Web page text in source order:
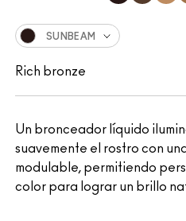
Un bronceador líquido
suavemente el rostro con
modulable, permitiendo
color para lograr un brillo
SUNBEAM
Rich bronze